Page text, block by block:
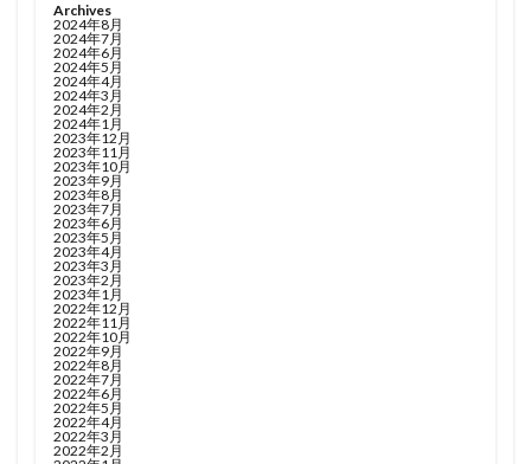
Archives
2024年8月
2024年7月
2024年6月
2024年5月
2024年4月
2024年3月
2024年2月
2024年1月
2023年12月
2023年11月
2023年10月
2023年9月
2023年8月
2023年7月
2023年6月
2023年5月
2023年4月
2023年3月
2023年2月
2023年1月
2022年12月
2022年11月
2022年10月
2022年9月
2022年8月
2022年7月
2022年6月
2022年5月
2022年4月
2022年3月
2022年2月